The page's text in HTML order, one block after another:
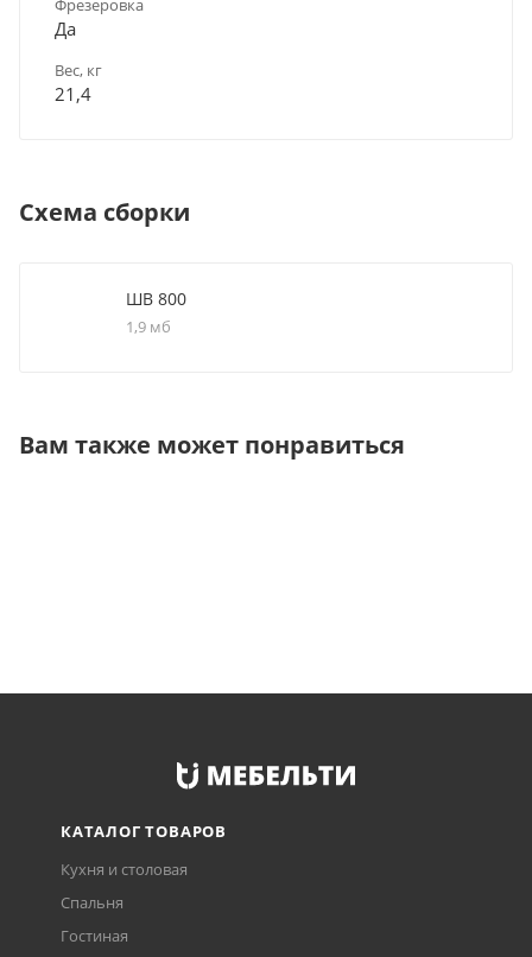
Фрезеровка
Да
Вес, кг
21,4
Схема сборки
ШВ 800
1,9 мб
Вам также может понравиться
КАТАЛОГ ТОВАРОВ
Кухня и столовая
Спальня
Гостиная